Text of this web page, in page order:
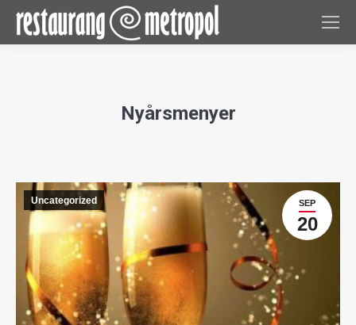
Nyårsmenyer
SEP
20
Uncategorized